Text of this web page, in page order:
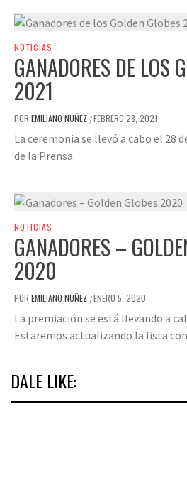
NOTICIAS
GANADORES DE LOS
2021
POR EMILIANO NUÑEZ /FEBRERO 28, 2021
La ceremonia se llevó a cabo el 28
de la Prensa
NOTICIAS
GANADORES –
2020
POR EMILIANO NUÑEZ /ENERO 5, 2020
La premiación se está llevando a
Estaremos actualizando la lista
DALE LIKE: